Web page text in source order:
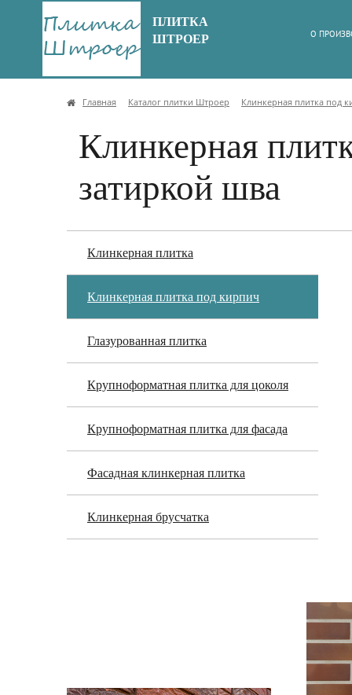
ПЛИТКА
ШТРОЕР
О
Главная Каталог плитки Штроер Клинкерная плитка под
Клинкерная
затиркой шва
Клинкерная плитка
Клинкерная плитка под кирпич
Глазурованная плитка
Крупноформатная плитка для цоколя
Крупноформатная плитка для фасада
Фасадная клинкерная плитка
Клинкерная брусчатка